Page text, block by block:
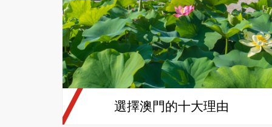
選擇澳門的十大理由